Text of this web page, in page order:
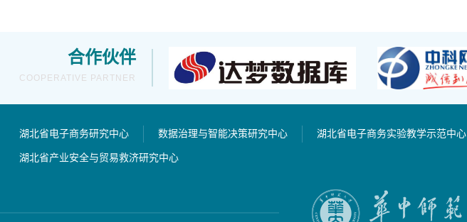
合作伙伴
COOPERATIVE PARTNER
湖北省电子商务研究中心 数据治理与智能决策研究中心 湖北省电子商务实验教学示范中心
湖北省产业安全与贸易救济研究中心